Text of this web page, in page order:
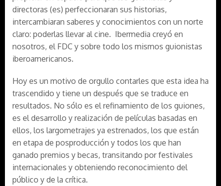
directoras (es) perfeccionaran sus historias,
intercambiaran saberes y conocimientos con un norte
claro: poderlas llevar al cine. Ibermedia creyó en
nosotros, el FDC y sobre todo los mismos guionistas
iberoamericanos.
Hoy es un motivo de orgullo contarles que esta idea ha
trascendido y tiene un después que se traduce en
resultados. No sólo es el refinamiento de los guiones,
es el desarrollo y realización de películas basadas en
ellos, los largometrajes ya estrenados, los que están
en etapa de posproducción y todos los que han
ganado premios y becas, transitando por festivales
internacionales y obteniendo reconocimiento del
público y de la crítica.